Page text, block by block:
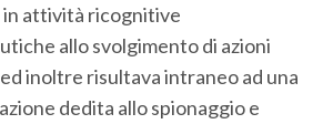
attività ricognitive
allo svolgimento di azioni
inoltre risultava intraneo ad una
dedita allo spionaggio e